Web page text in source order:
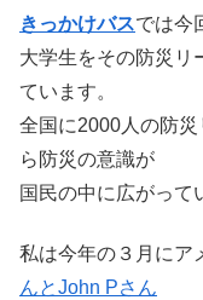
きっかけバスでは今
大学生をその防災リ
ています。
全国に2000人の防
ら防災の意識が
国民の中に広がって
私は今年の３月にア
んとJohn Pさん